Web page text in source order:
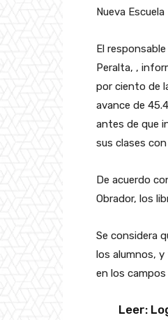
Nueva Escuela
El
Peralta, ,
por ciento de
avance de
antes de que
sus clases
De acuerdo
Obrador, los
Se considera
los alumnos,
en los
Leer: